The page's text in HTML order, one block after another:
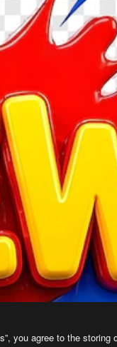
を使うと、あなた独自の画
you agree to the